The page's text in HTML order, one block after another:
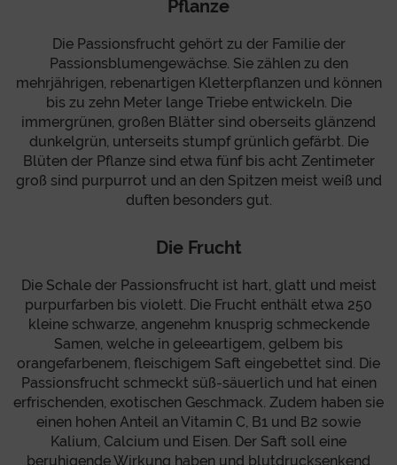
Pflanze
Die Passionsfrucht gehört zu der Familie der
Passionsblumengewächse. Sie zählen zu den
mehrjährigen, rebenartigen Kletterpflanzen und können
bis zu zehn Meter lange Triebe entwickeln. Die
immergrünen, großen Blätter sind oberseits glänzend
dunkelgrün, unterseits stumpf grünlich gefärbt. Die
Blüten der Pflanze sind etwa fünf bis acht Zentimeter
groß sind purpurrot und an den Spitzen meist weiß und
duften besonders gut.
Die Frucht
Die Schale der Passionsfrucht ist hart, glatt und meist
purpurfarben bis violett. Die Frucht enthält etwa 250
kleine schwarze, angenehm knusprig schmeckende
Samen, welche in geleeartigem, gelbem bis
orangefarbenem, fleischigem Saft eingebettet sind. Die
Passionsfrucht schmeckt süß-säuerlich und hat einen
erfrischenden, exotischen Geschmack. Zudem haben sie
einen hohen Anteil an Vitamin C, B1 und B2 sowie
Kalium, Calcium und Eisen. Der Saft soll eine
beruhigende Wirkung haben und blutdrucksenkend